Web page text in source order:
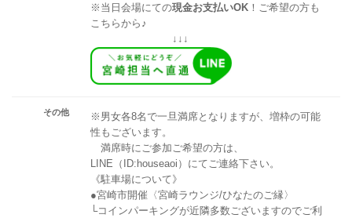
※当日会場にての現金お支払いOK ！ご希望の方も
こちらから♪
↓↓↓
その他
※男女各8名で一旦満席となりますが、増枠の可能
性もございます。
満席時にご参加ご希望の方は、
LINE（ID:houseaoi）にてご連絡下さい。
《駐車場について》
●宮崎市開催〈宮崎ラウンジ/ひなたのご縁〉
└コインパーキングが近隣多数ございますのでご利